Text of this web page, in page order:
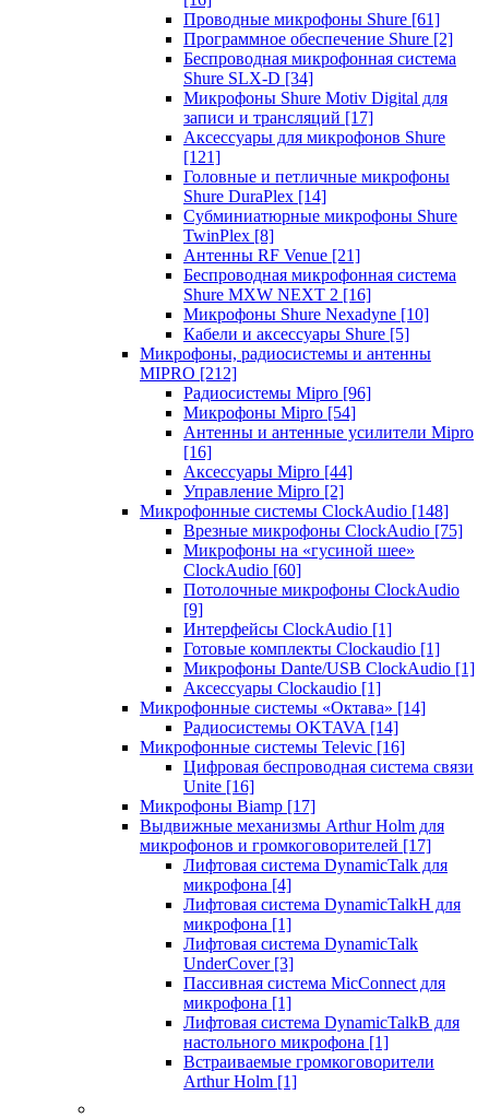
Проводные микрофоны Shure [61]
Программное обеспечение Shure [2]
Беспроводная микрофонная система
Shure SLX-D [34]
Микрофоны Shure Motiv Digital для
записи и трансляций [17]
Аксессуары для микрофонов Shure
[121]
Головные и петличные микрофоны
Shure DuraPlex [14]
Субминиатюрные микрофоны Shure
TwinPlex [8]
Антенны RF Venue [21]
Беспроводная микрофонная система
Shure MXW NEXT 2 [16]
Микрофоны Shure Nexadyne [10]
Кабели и аксессуары Shure [5]
Микрофоны, радиосистемы и антенны
MIPRO [212]
Радиосистемы Mipro [96]
Микрофоны Mipro [54]
Антенны и антенные усилители Mipro
[16]
Аксессуары Mipro [44]
Управление Mipro [2]
Микрофонные системы ClockAudio [148]
Врезные микрофоны ClockAudio [75]
Микрофоны на «гусиной шее»
ClockAudio [60]
Потолочные микрофоны ClockAudio
[9]
Интерфейсы ClockAudio [1]
Готовые комплекты Clockaudio [1]
Микрофоны Dante/USB ClockAudio [1]
Аксессуары Clockaudio [1]
Микрофонные системы «Октава» [14]
Радиосистемы OKTAVA [14]
Микрофонные системы Televic [16]
Цифровая беспроводная система связи
Unite [16]
Микрофоны Biamp [17]
Выдвижные механизмы Arthur Holm для
микрофонов и громкоговорителей [17]
Лифтовая система DynamicTalk для
микрофона [4]
Лифтовая система DynamicTalkH для
микрофона [1]
Лифтовая система DynamicTalk
UnderCover [3]
Пассивная система MicConnect для
микрофона [1]
Лифтовая система DynamicTalkB для
настольного микрофона [1]
Встраиваемые громкоговорители
Arthur Holm [1]